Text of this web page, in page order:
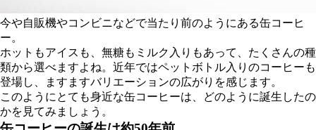
今や自販機やコンビニなどで当たり前のようにある缶コーヒ
ー。
ホットもアイスも、無糖もミルク入りもあって、たくさんの種
類から選べますよね。近年ではペットボトル入りのコーヒーも
登場し、ますますバリエーションの広がりを感じます。
このようにとても身近な缶コーヒーは、どのように誕生したの
かを見てみましょう。